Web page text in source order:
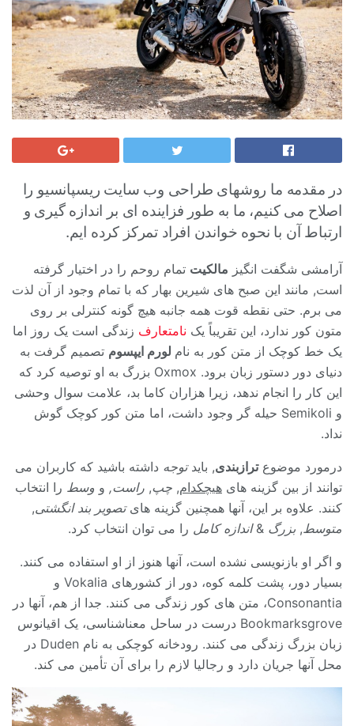
در مقدمه ما روشهای طراحی وب سایت ریسپانسیو را
اصلاح می کنیم، ما به طور فزاینده ای بر اندازه گیری و
ارتباط آن با نحوه خواندن افراد تمرکز کرده ایم.
آرامشی شگفت انگیز مالکیت تمام روحم را در اختیار گرفته
است, مانند این صبح های شیرین بهار که با تمام وجود از آن لذت
می برم. حتی نقطه قوت همه جانبه هیچ گونه کنترلی بر روی
متون کور ندارد، این تقریباً یک نامتعارف زندگی است یک روز اما
یک خط کوچک از متن کور به نام لورم ایپسوم تصمیم گرفت به
دنیای دور دستور زبان برود. Oxmox بزرگ به او توصیه کرد که
این کار را انجام ندهد، زیرا هزاران کاما بد، علامت سوال وحشی
و Semikoli حیله گر وجود داشت، اما متن کور کوچک گوش
نداد.
درمورد موضوعترازبندی, بایدتوجه داشته باشید که کاربران می
توانند از بین گزینه های هیچکدام, چپ, راست, و وسط را انتخاب
کنند. علاوه بر این، آنها همچنین گزینه هایتصویر بند انگشتی,
متوسط, بزرگ &اندازه کامل را می توان انتخاب کرد.
و اگر او بازنویسی نشده است، آنها هنوز از او استفاده می کنند.
بسیار دور، پشت کلمه کوه، دور از کشورهای Vokalia و
Consonantia، متن های کور زندگی می کنند. جدا از هم، آنها در
Bookmarksgrove درست در ساحل معناشناسی، یک اقیانوس
زبان بزرگ زندگی می کنند. رودخانه کوچکی به نام Duden در
محل آنها جریان دارد و رجالیا لازم را برای آن تأمین می کند.